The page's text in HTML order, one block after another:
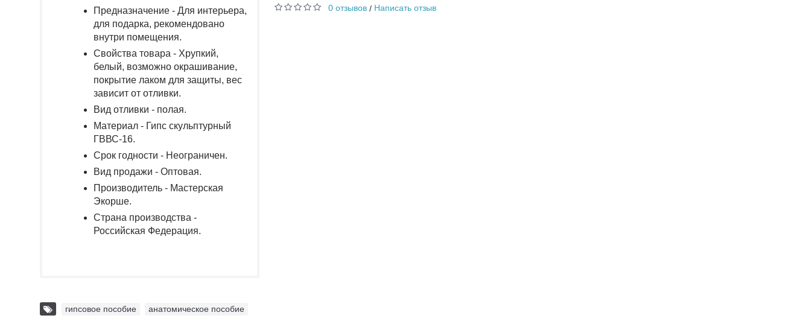
Предназначение - Для интерьера,
для подарка, рекомендовано
внутри помещения.
Свойства товара - Хрупкий,
белый, возможно окрашивание,
покрытие лаком для защиты, вес
зависит от отливки.
Вид отливки - полая.
Материал - Гипс скульптурный
ГВВС-16.
Срок годности - Неограничен.
Вид продажи - Оптовая.
Производитель - Мастерская
Экорше.
Страна производства -
Российская Федерация.
0 отзывов/ Написать отзыв
гипсовое пособие анатомическое пособие